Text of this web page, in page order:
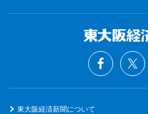
東大阪経済新聞について